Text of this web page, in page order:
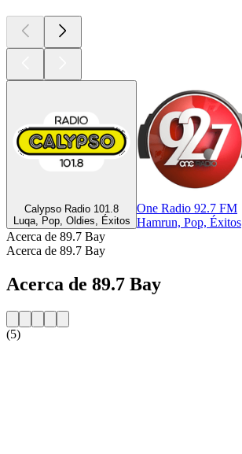
Calypso Radio 101.8
Luqa, Pop, Oldies, Éxitos
One Radio 92.7 FM
Hamrun, Pop, Éxitos
Acerca de 89.7 Bay
Acerca de 89.7 Bay
Acerca de 89.7 Bay
(5)